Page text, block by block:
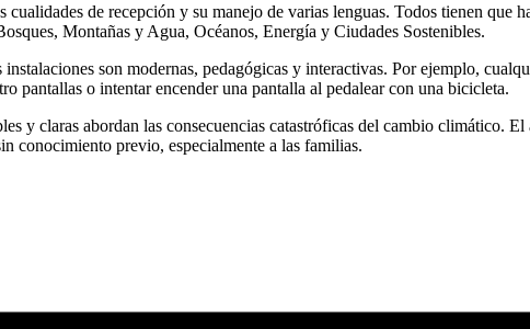
de recepción y su manejo de varias lenguas. Todos tienen que
Montañas y Agua, Océanos, Energía y Ciudades Sostenibles.
son modernas, pedagógicas y interactivas. Por ejemplo,
pantallas o intentar encender una pantalla al pedalear con una bicicleta.
y claras abordan las consecuencias catastróficas del cambio climático.
conocimiento previo, especialmente a las familias.